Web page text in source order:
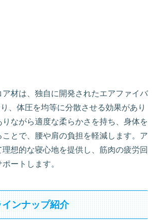
ア材は、独自に開発されたエアファイバ
、体圧を均等に分散させる効果があり
りながら適度な柔らかさを持ち、身体を
ことで、腰や肩の負担を軽減します。ア
想的な寝心地を提供し、筋肉の疲労回
ートします。
ンナップ紹介